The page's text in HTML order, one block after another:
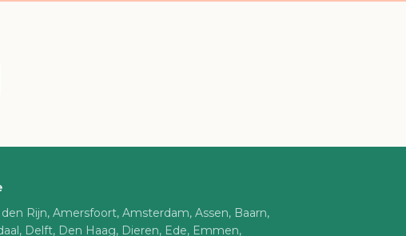
Rijn, Amersfoort, Amsterdam, Assen, Baarn,
Delft, Den Haag, Dieren, Ede, Emmen,